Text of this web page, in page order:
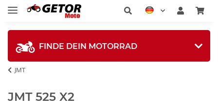
FINDE DEIN MOTORRAD
JMT
JMT 525 X2